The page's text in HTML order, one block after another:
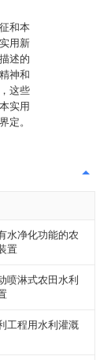
和本
用新
述的
神和
这些
实用
定。
水净化功能的农
置
喷淋式农田水利
工程用水利灌溉